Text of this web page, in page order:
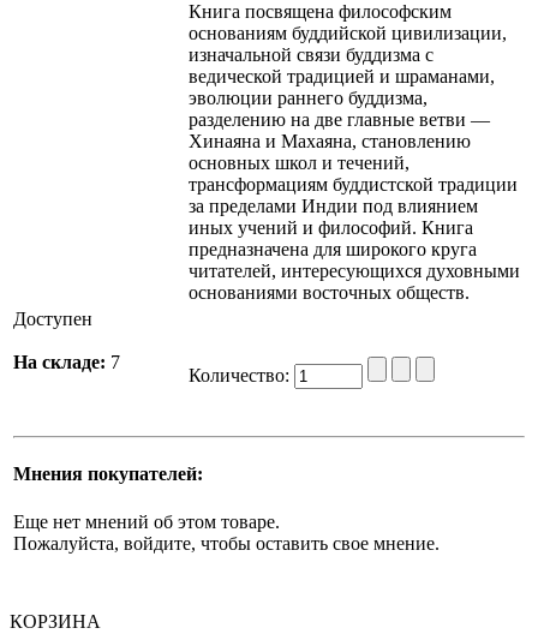
Книга посвящена философским
основаниям буддийской цивилизации,
изначальной связи буддизма с
ведической традицией и шраманами,
эволюции раннего буддизма,
разделению на две главные ветви —
Хинаяна и Махаяна, становлению
основных школ и течений,
трансформациям буддистской традиции
за пределами Индии под влиянием
иных учений и философий. Книга
предназначена для широкого круга
читателей, интересующихся духовными
основаниями восточных обществ.
Доступен
На складе: 7
Количество:
Мнения покупателей:
Еще нет мнений об этом товаре.
Пожалуйста, войдите, чтобы оставить свое мнение.
КОРЗИНА